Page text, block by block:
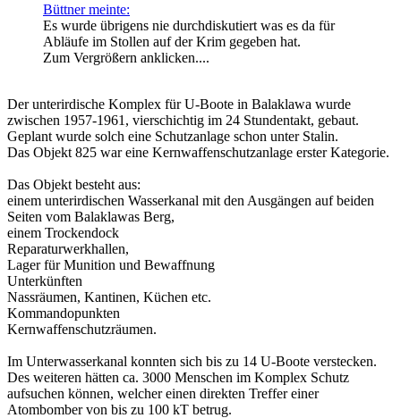
Büttner meinte:
Es wurde übrigens nie durchdiskutiert was es da für
Abläufe im Stollen auf der Krim gegeben hat.
Zum Vergrößern anklicken....
Der unterirdische Komplex für U-Boote in Balaklawa wurde
zwischen 1957-1961, vierschichtig im 24 Stundentakt, gebaut.
Geplant wurde solch eine Schutzanlage schon unter Stalin.
Das Objekt 825 war eine Kernwaffenschutzanlage erster Kategorie.
Das Objekt besteht aus:
einem unterirdischen Wasserkanal mit den Ausgängen auf beiden
Seiten vom Balaklawas Berg,
einem Trockendock
Reparaturwerkhallen,
Lager für Munition und Bewaffnung
Unterkünften
Nassräumen, Kantinen, Küchen etc.
Kommandopunkten
Kernwaffenschutzräumen.
Im Unterwasserkanal konnten sich bis zu 14 U-Boote verstecken.
Des weiteren hätten ca. 3000 Menschen im Komplex Schutz
aufsuchen können, welcher einen direkten Treffer einer
Atombomber von bis zu 100 kT betrug.